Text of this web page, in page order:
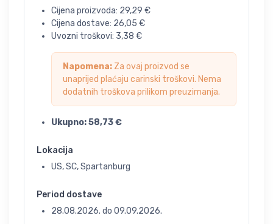
Cijena proizvoda: 29,29 €
Cijena dostave: 26,05 €
Uvozni troškovi: 3,38 €
Napomena: Za ovaj proizvod se
unaprijed plaćaju carinski troškovi. Nema
dodatnih troškova prilikom preuzimanja.
Ukupno:58,73€
Lokacija
US, SC, Spartanburg
Period dostave
28.08.2026. do 09.09.2026.